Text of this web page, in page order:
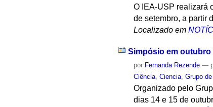
O IEA-USP realizará
de setembro, a partir
Localizado em
Simpósio em
por Fernanda Rezende —
Ciência ,Ciencia ,Grupo
Organizado pelo
dias 14 e 15 de